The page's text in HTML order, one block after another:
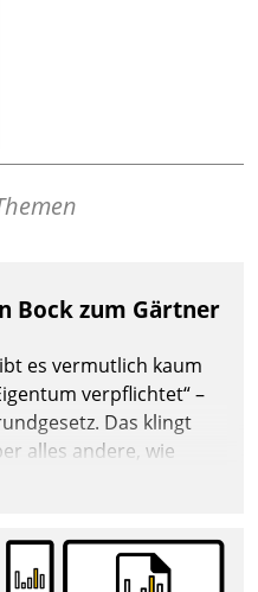
Bock zum Gärtner
es vermutlich kaum
verpflichtet“ –
Das klingt
alles andere, wie
Denn mit der